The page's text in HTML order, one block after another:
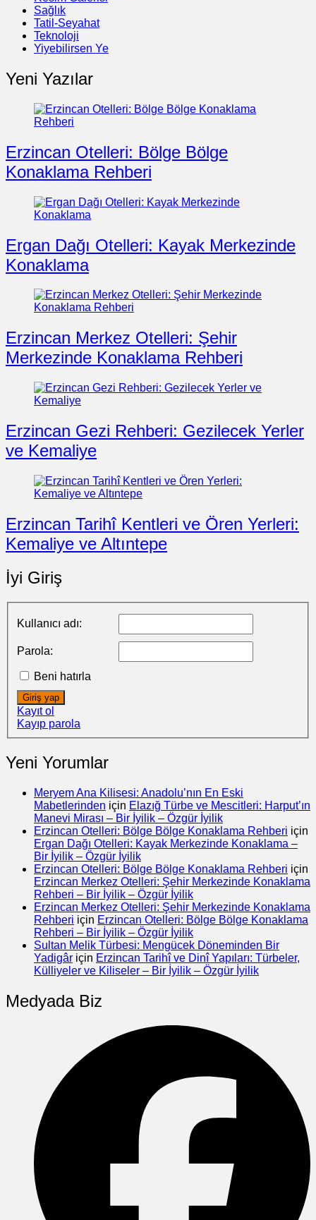
Sağlık
Tatil-Seyahat
Teknoloji
Yiyebilirsen Ye
Yeni Yazılar
Erzincan Otelleri: Bölge Bölge
Konaklama Rehberi
Ergan Dağı Otelleri: Kayak Merkezinde
Konaklama
Erzincan Merkez Otelleri: Şehir
Merkezinde Konaklama Rehberi
Erzincan Gezi Rehberi: Gezilecek Yerler
ve Kemaliye
Erzincan Tarihî Kentleri ve Ören Yerleri:
Kemaliye ve Altıntepe
İyi Giriş
Kullanıcı adı:
Parola:
Beni hatırla
Giriş yap
Kayıt ol
Kayıp parola
Yeni Yorumlar
Meryem Ana Kilisesi: Anadolu’nın En Eski
Mabetlerinden için Elazığ Türbe ve Mescitleri: Harput’ın
Manevi Mirası – Bir İyilik – Özgür İyilik
Erzincan Otelleri: Bölge Bölge Konaklama Rehberi için
Ergan Dağı Otelleri: Kayak Merkezinde Konaklama –
Bir İyilik – Özgür İyilik
Erzincan Otelleri: Bölge Bölge Konaklama Rehberi için
Erzincan Merkez Otelleri: Şehir Merkezinde Konaklama
Rehberi – Bir İyilik – Özgür İyilik
Erzincan Merkez Otelleri: Şehir Merkezinde Konaklama
Rehberi için Erzincan Otelleri: Bölge Bölge Konaklama
Rehberi – Bir İyilik – Özgür İyilik
Sultan Melik Türbesi: Mengücek Döneminden Bir
Yadigâr için Erzincan Tarihî ve Dinî Yapıları: Türbeler,
Külliyeler ve Kiliseler – Bir İyilik – Özgür İyilik
Medyada Biz